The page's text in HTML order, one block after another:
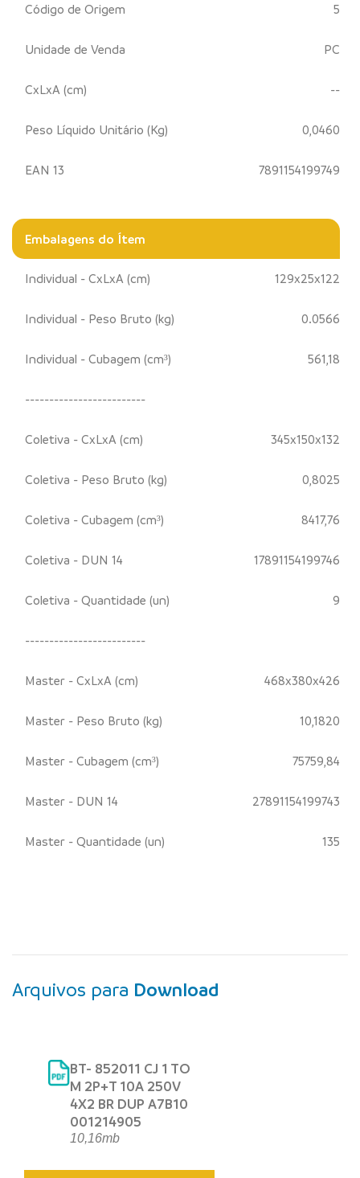
Código de Origem 5
Unidade de Venda PC
CxLxA (cm) --
Peso Líquido Unitário (Kg) 0,0460
EAN 13 7891154199749
Embalagens do Ítem
Individual - CxLxA (cm) 129x25x122
Individual - Peso Bruto (kg) 0.0566
Individual - Cubagem (cm³) 561,18
-------------------------
Coletiva - CxLxA (cm) 345x150x132
Coletiva - Peso Bruto (kg) 0,8025
Coletiva - Cubagem (cm³) 8417,76
Coletiva - DUN 14 17891154199746
Coletiva - Quantidade (un) 9
-------------------------
Master - CxLxA (cm) 468x380x426
Master - Peso Bruto (kg) 10,1820
Master - Cubagem (cm³) 75759,84
Master - DUN 14 27891154199743
Master - Quantidade (un) 135
Arquivos para Download
BT- 852011 CJ 1 TO
M 2P+T 10A 250V
4X2 BR DUP A7B10
001214905
10,16mb